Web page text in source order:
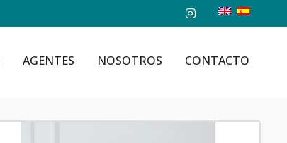
AGENTES NOSOTROS CONTACTO